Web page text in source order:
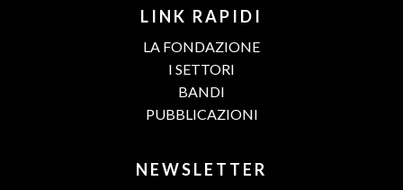
LINK RAPIDI
LA FONDAZIONE
I SETTORI
BANDI
PUBBLICAZIONI
NEWSLETTER